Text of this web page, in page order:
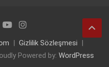
Gizlilik Sözleşmesi
Powered by: WordPress